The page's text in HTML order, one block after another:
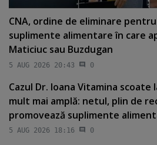
CNA, ordine de eliminare
suplimente alimentare în care
Maticiuc sau Buzdugan
5 AUG 2026 20:43 0
Cazul Dr. Ioana Vitamina scoate
mult mai amplă: netul, plin de
promovează suplimente
5 AUG 2026 18:16 0